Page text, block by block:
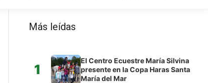
Más leídas
1
El Centro Ecuestre María Silvina
presente en la Copa Haras Santa
María del Mar